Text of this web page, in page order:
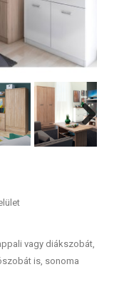
vagy diákszobát,
is, sonoma